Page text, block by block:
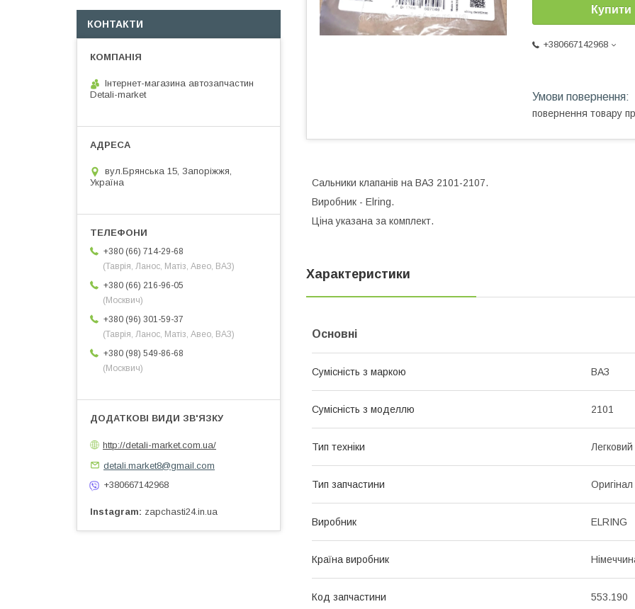
Купити
+380667142968
повернення товару
Сальники клапанів на ВАЗ 2101-2107.
Виробник - Elring.
Ціна указана за комплект.
Характеристики
Основні
Сумісність з маркою ВАЗ
Сумісність з моделлю 2101
Тип техніки
Тип запчастини Оригінал
Виробник ELRING
Країна виробник
Код запчастини 553.190
КОНТАКТИ
Інтернет-магазина автозапчастин
Detali-market
вул.Брянська 15, Запоріжжя,
Україна
+380 (66) 714-29-68
(Таврія, Ланос, Матіз, Авео, ВАЗ)
+380 (66) 216-96-05
(Москвич)
+380 (96) 301-59-37
(Таврія, Ланос, Матіз, Авео, ВАЗ)
+380 (98) 549-86-68
(Москвич)
http://detali-market.com.ua/
detali.market8@gmail.com
+380667142968
Instagram zapchasti24.in.ua